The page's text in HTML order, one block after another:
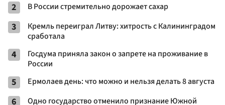
2 В России стремительно дорожает сахар
3
Кремль переиграл Литву: хитрость с Калининградом
сработала
4
Госдума приняла закон о запрете на проживание в
России
5 Ермолаев день: что можно и нельзя делать 8 августа
6
Одно государство отменило признание Южной